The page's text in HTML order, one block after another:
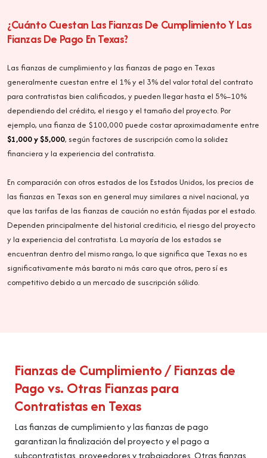
¿Cuánto Cuestan Las Fianzas De Cumplimiento Y Las
Fianzas De Pago En Texas?
Las fianzas de cumplimiento y las fianzas de pago en Texas
generalmente cuestan entre el 1% y el 3% del valor total del contrato
para contratistas bien calificados, y pueden llegar hasta el 5%–10%
dependiendo del crédito, el riesgo y el tamaño del proyecto. Por
ejemplo, una fianza de $100,000 puede costar aproximadamente entre
$1,000 y $5,000, según factores de suscripción como la solidez
financiera y la experiencia del contratista.
En comparación con otros estados de los Estados Unidos, los precios de
las fianzas en Texas son en general muy similares a nivel nacional, ya
que las tarifas de las fianzas de caución no están fijadas por el estado.
Dependen principalmente del historial crediticio, el riesgo del proyecto
y la experiencia del contratista. La mayoría de los estados se
encuentran dentro del mismo rango, lo que significa que Texas no es
significativamente más barato ni más caro que otros, pero sí es
competitivo debido a un mercado de suscripción sólido.
Fianzas de Cumplimiento / Fianzas de
Pago vs. Otras Fianzas para
Contratistas en Texas
Las fianzas de cumplimiento y las fianzas de pago
garantizan la finalización del proyecto y el pago a
subcontratistas, proveedores y trabajadores. Otras fianzas